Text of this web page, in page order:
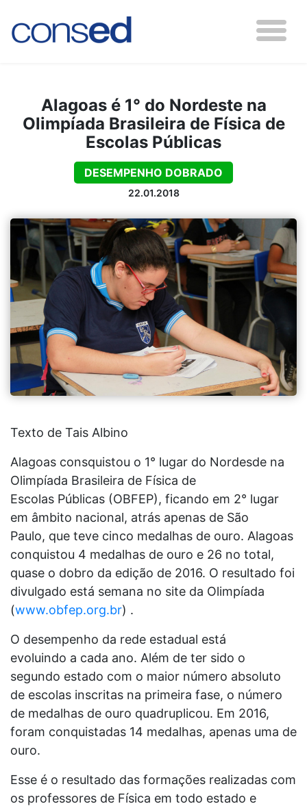
Alagoas é 1° do Nordeste na
Olimpíada Brasileira de Física de
Escolas Públicas
DESEMPENHO DOBRADO
22.01.2018
Texto de Tais Albino
Alagoas consquistou o 1° lugar do Nordesde na
Olimpíada Brasileira de Física de
Escolas Públicas (OBFEP), ficando em 2° lugar
em âmbito nacional, atrás apenas de São
Paulo, que teve cinco medalhas de ouro. Alagoas
conquistou 4 medalhas de ouro e 26 no total,
quase o dobro da edição de 2016. O resultado foi
divulgado está semana no site da Olimpíada
(www.obfep.org.br) .
O desempenho da rede estadual está
evoluindo a cada ano. Além de ter sido o
segundo estado com o maior número absoluto
de escolas inscritas na primeira fase, o número
de medalhas de ouro quadruplicou. Em 2016,
foram conquistadas 14 medalhas, apenas uma de
ouro.
Esse é o resultado das formações realizadas com
os professores de Física em todo estado e